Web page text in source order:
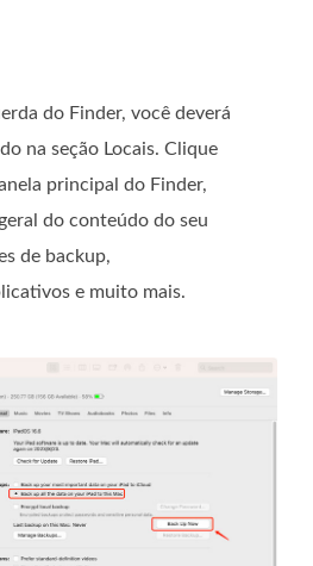
do Finder, você deverá
na seção Locais. Clique
principal do Finder,
do conteúdo do seu
de backup,
e muito mais.